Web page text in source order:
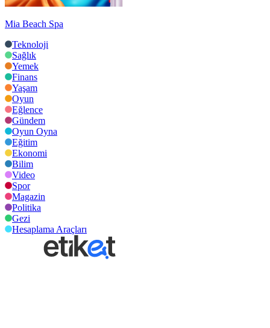
Mia Beach Spa
Teknoloji
Sağlık
Yemek
Finans
Yaşam
Oyun
Eğlence
Gündem
Oyun Oyna
Eğitim
Ekonomi
Bilim
Video
Spor
Magazin
Politika
Gezi
Hesaplama Araçları